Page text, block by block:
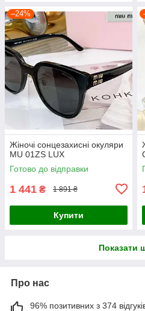
–24%
Жіночі сонцезахисні окуляри
MU 01ZS LUX
Готово до відправки
1 441 ₴ 1 891 ₴
Купити
Показати
Про нас
96% позитивних з 374